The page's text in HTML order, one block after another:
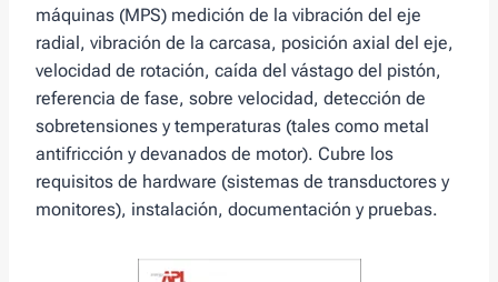
máquinas (MPS) medición de la vibración del eje
radial, vibración de la carcasa, posición axial del eje,
velocidad de rotación, caída del vástago del pistón,
referencia de fase, sobre velocidad, detección de
sobretensiones y temperaturas (tales como metal
antifricción y devanados de motor). Cubre los
requisitos de hardware (sistemas de transductores y
monitores), instalación, documentación y pruebas.